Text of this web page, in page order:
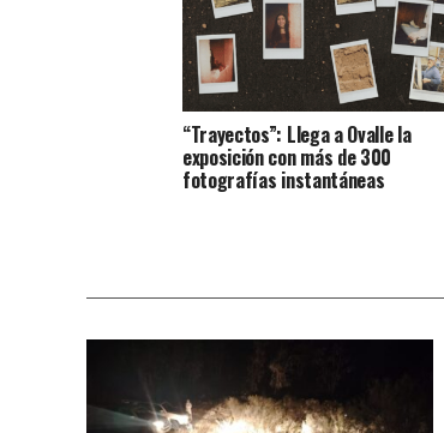
“Trayectos”: Llega a Ovalle la
exposición con más de 300
fotografías instantáneas